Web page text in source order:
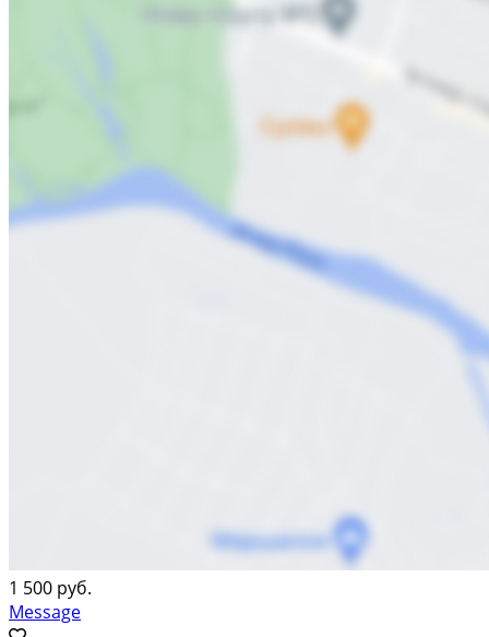
1 500 руб.
Message